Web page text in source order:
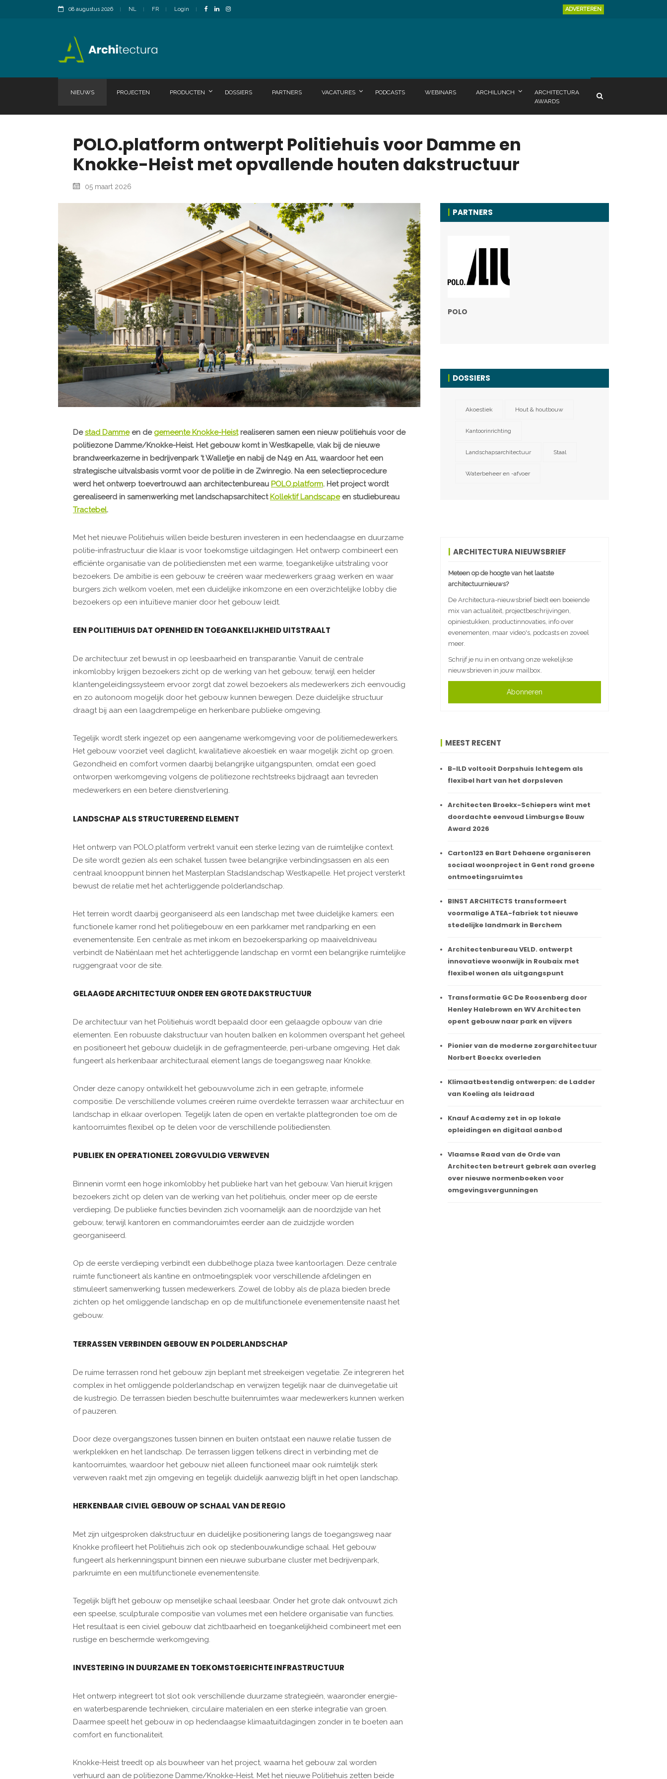
08 augustus 2026 NL FR Login ADVERTEREN
NIEUWS PROJECTEN PRODUCTEN DOSSIERS PARTNERS VACATURES PODCASTS WEBINARS ARCHILUNCH
ARCHITECTURA
AWARDS
POLO.platform ontwerpt Politiehuis voor Damme en
Knokke-Heist met opvallende houten dakstructuur
05 maart 2026
Destad Dammeen de gemeente Knokke-Heistrealiseren samen een nieuw politiehuis voor de
politiezone Damme/Knokke-Heist. Het gebouw komt in Westkapelle, vlak bij de nieuwe
brandweerkazerne in bedrijvenpark ’t Walletje en nabij de N49 en A11, waardoor het een
strategische uitvalsbasis vormt voor de politie in de Zwinregio. Na een selectieprocedure
werd het ontwerp toevertrouwd aan architectenbureau POLO.platform. Het project wordt
gerealiseerd in samenwerking met landschapsarchitect Kollektif Landscapeen studiebureau
Tractebel.
Met het nieuwe Politiehuis willen beide besturen investeren in een hedendaagse en duurzame
politie-infrastructuur die klaar is voor toekomstige uitdagingen. Het ontwerp combineert een
efficiënte organisatie van de politiediensten met een warme, toegankelijke uitstraling voor
bezoekers. De ambitie is een gebouw te creëren waar medewerkers graag werken en waar
burgers zich welkom voelen, met een duidelijke inkomzone en een overzichtelijke lobby die
bezoekers op een intuïtieve manier door het gebouw leidt.
EEN POLITIEHUIS DAT OPENHEID EN TOEGANKELIJKHEID UITSTRAALT
De architectuur zet bewust in op leesbaarheid en transparantie. Vanuit de centrale
inkomlobby krijgen bezoekers zicht op de werking van het gebouw, terwijl een helder
klantengeleidingssysteem ervoor zorgt dat zowel bezoekers als medewerkers zich eenvoudig
en zo autonoom mogelijk door het gebouw kunnen bewegen. Deze duidelijke structuur
draagt bij aan een laagdrempelige en herkenbare publieke omgeving.
Tegelijk wordt sterk ingezet op een aangename werkomgeving voor de politiemedewerkers.
Het gebouw voorziet veel daglicht, kwalitatieve akoestiek en waar mogelijk zicht op groen.
Gezondheid en comfort vormen daarbij belangrijke uitgangspunten, omdat een goed
ontworpen werkomgeving volgens de politiezone rechtstreeks bijdraagt aan tevreden
medewerkers en een betere dienstverlening.
LANDSCHAP ALS STRUCTUREREND ELEMENT
Het ontwerp van POLO.platform vertrekt vanuit een sterke lezing van de ruimtelijke context.
De site wordt gezien als een schakel tussen twee belangrijke verbindingsassen en als een
centraal knooppunt binnen het Masterplan Stadslandschap Westkapelle. Het project versterkt
bewust de relatie met het achterliggende polderlandschap.
Het terrein wordt daarbij georganiseerd als een landschap met twee duidelijke kamers: een
functionele kamer rond het politiegebouw en een parkkamer met randparking en een
evenementensite. Een centrale as met inkom en bezoekersparking op maaiveldniveau
verbindt de Natiënlaan met het achterliggende landschap en vormt een belangrijke ruimtelijke
ruggengraat voor de site.
GELAAGDE ARCHITECTUUR ONDER EEN GROTE DAKSTRUCTUUR
De architectuur van het Politiehuis wordt bepaald door een gelaagde opbouw van drie
elementen. Een robuuste dakstructuur van houten balken en kolommen overspant het geheel
en positioneert het gebouw duidelijk in de gefragmenteerde, peri-urbane omgeving. Het dak
fungeert als herkenbaar architecturaal element langs de toegangsweg naar Knokke.
Onder deze canopy ontwikkelt het gebouwvolume zich in een getrapte, informele
compositie. De verschillende volumes creëren ruime overdekte terrassen waar architectuur en
landschap in elkaar overlopen. Tegelijk laten de open en vertakte plattegronden toe om de
kantoorruimtes flexibel op te delen voor de verschillende politiediensten.
PUBLIEK EN OPERATIONEEL ZORGVULDIG VERWEVEN
Binnenin vormt een hoge inkomlobby het publieke hart van het gebouw. Van hieruit krijgen
bezoekers zicht op delen van de werking van het politiehuis, onder meer op de eerste
verdieping. De publieke functies bevinden zich voornamelijk aan de noordzijde van het
gebouw, terwijl kantoren en commandoruimtes eerder aan de zuidzijde worden
georganiseerd.
Op de eerste verdieping verbindt een dubbelhoge plaza twee kantoorlagen. Deze centrale
ruimte functioneert als kantine en ontmoetingsplek voor verschillende afdelingen en
stimuleert samenwerking tussen medewerkers. Zowel de lobby als de plaza bieden brede
zichten op het omliggende landschap en op de multifunctionele evenementensite naast het
gebouw.
TERRASSEN VERBINDEN GEBOUW EN POLDERLANDSCHAP
De ruime terrassen rond het gebouw zijn beplant met streekeigen vegetatie. Ze integreren het
complex in het omliggende polderlandschap en verwijzen tegelijk naar de duinvegetatie uit
de kustregio. De terrassen bieden beschutte buitenruimtes waar medewerkers kunnen werken
of pauzeren.
Door deze overgangszones tussen binnen en buiten ontstaat een nauwe relatie tussen de
werkplekken en het landschap. De terrassen liggen telkens direct in verbinding met de
kantoorruimtes, waardoor het gebouw niet alleen functioneel maar ook ruimtelijk sterk
verweven raakt met zijn omgeving en tegelijk duidelijk aanwezig blijft in het open landschap.
HERKENBAAR CIVIEL GEBOUW OP SCHAAL VAN DE REGIO
Met zijn uitgesproken dakstructuur en duidelijke positionering langs de toegangsweg naar
Knokke profileert het Politiehuis zich ook op stedenbouwkundige schaal. Het gebouw
fungeert als herkenningspunt binnen een nieuwe suburbane cluster met bedrijvenpark,
parkruimte en een multifunctionele evenementensite.
Tegelijk blijft het gebouw op menselijke schaal leesbaar. Onder het grote dak ontvouwt zich
een speelse, sculpturale compositie van volumes met een heldere organisatie van functies.
Het resultaat is een civiel gebouw dat zichtbaarheid en toegankelijkheid combineert met een
rustige en beschermde werkomgeving.
INVESTERING IN DUURZAME EN TOEKOMSTGERICHTE INFRASTRUCTUUR
Het ontwerp integreert tot slot ook verschillende duurzame strategieën, waaronder energie-
en waterbesparende technieken, circulaire materialen en een sterke integratie van groen.
Daarmee speelt het gebouw in op hedendaagse klimaatuitdagingen zonder in te boeten aan
comfort en functionaliteit.
Knokke-Heist treedt op als bouwheer van het project, waarna het gebouw zal worden
verhuurd aan de politiezone Damme/Knokke-Heist. Met het nieuwe Politiehuis zetten beide
PARTNERS
POLO
DOSSIERS
Akoestiek Hout & houtbouw
Kantoorinrichting
Landschapsarchitectuur Staal
Waterbeheer en -afvoer
ARCHITECTURA NIEUWSBRIEF
Meteen op de hoogte van het laatste
architectuurnieuws?
De Architectura-nieuwsbrief biedt een boeiende
mix van actualiteit, projectbeschrijvingen,
opiniestukken, productinnovaties, info over
evenementen, maar video's, podcasts en zoveel
meer.
Schrijf je nu in en ontvang onze wekelijkse
nieuwsbrieven in jouw mailbox.
Abonneren
MEEST RECENT
B-ILD voltooit Dorpshuis Ichtegem als
flexibel hart van het dorpsleven
Architecten Broekx-Schiepers wint met
doordachte eenvoud Limburgse Bouw
Award 2026
Carton123 en Bart Dehaene organiseren
sociaal woonproject in Gent rond groene
ontmoetingsruimtes
BINST ARCHITECTS transformeert
voormalige ATEA-fabriek tot nieuwe
stedelijke landmark in Berchem
Architectenbureau VELD. ontwerpt
innovatieve woonwijk in Roubaix met
flexibel wonen als uitgangspunt
Transformatie GC De Roosenberg door
Henley Halebrown en WV Architecten
opent gebouw naar park en vijvers
Pionier van de moderne zorgarchitectuur
Norbert Boeckx overleden
Klimaatbestendig ontwerpen: de Ladder
van Koeling als leidraad
Knauf Academy zet in op lokale
opleidingen en digitaal aanbod
Vlaamse Raad van de Orde van
Architecten betreurt gebrek aan overleg
over nieuwe normenboeken voor
omgevingsvergunningen